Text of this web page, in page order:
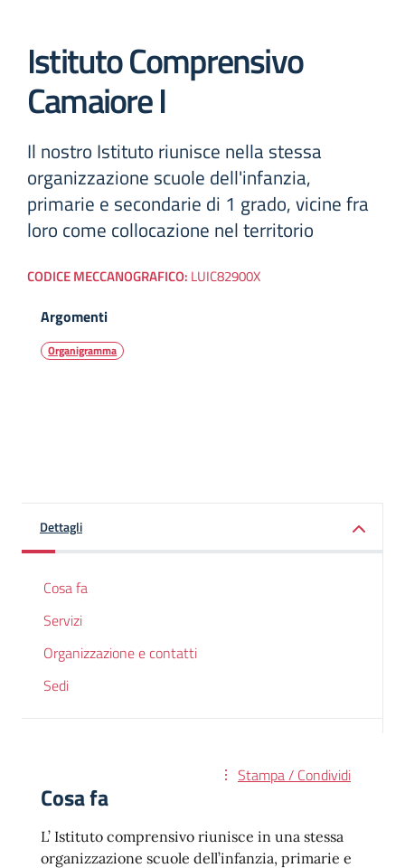
Istituto Comprensivo
Camaiore I
Il nostro Istituto riunisce nella stessa
organizzazione scuole dell'infanzia,
primarie e secondarie di 1 grado, vicine fra
loro come collocazione nel territorio
CODICE MECCANOGRAFICO: LUIC82900X
Argomenti
Organigramma
Dettagli
Cosa fa
Servizi
Organizzazione e contatti
Sedi
Stampa / Condividi
Cosa fa
L’ Istituto comprensivo riunisce in una stessa
organizzazione scuole dell’infanzia, primarie e